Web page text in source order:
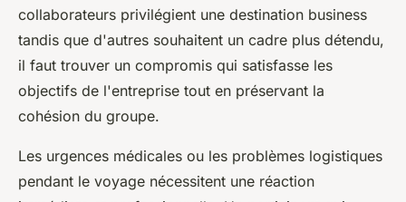
collaborateurs privilégient une destination business
tandis que d'autres souhaitent un cadre plus détendu,
il faut trouver un compromis qui satisfasse les
objectifs de l'entreprise tout en préservant la
cohésion du groupe.
Les urgences médicales ou les problèmes logistiques
pendant le voyage nécessitent une réaction